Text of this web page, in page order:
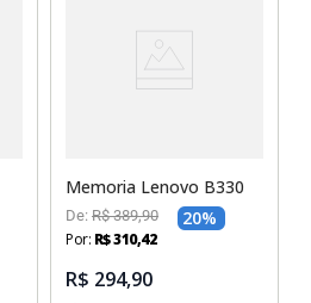
Memoria Lenovo B330
De: R$ 389,90 20%
Por: R$310,42
R$ 294,90